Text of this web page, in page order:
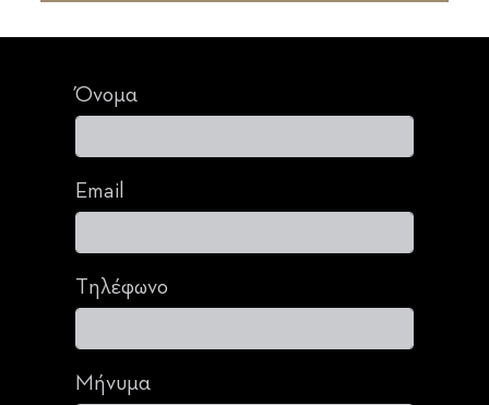
Όνομα
Email
Τηλέφωνο
Μήνυμα